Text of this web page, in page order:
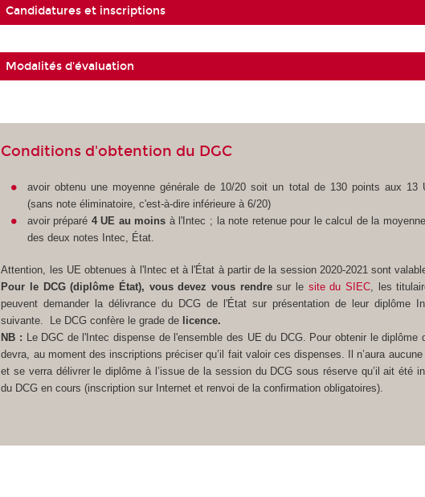
Candidatures et inscriptions
Modalités d'évaluation
Conditions d'obtention du DGC
avoir obtenu une moyenne générale de 10/20 soit un total de 130 points aux 13
(sans note éliminatoire, c'est-à-dire inférieure à 6/20)
avoir préparé 4 UE au moins à l'Intec ; la note retenue pour le calcul de la
des deux notes Intec, État.
Attention, les UE obtenues à l'Intec et à l'État à partir de la session 2020-2021 sont
Pour le DCG (diplôme État), vous devez vous rendresur le site du SIEC, les
peuvent demander la délivrance du DCG de l'État sur présentation de leur diplôme
suivante.
Le DCG confère le grade de licence.
NB : Le DGC de l'Intec dispense de l'ensemble des UE du DCG. Pour obtenir le diplôme
devra, au moment des inscriptions préciser qu’il fait valoir ces dispenses. Il n’aura
et se verra délivrer le diplôme à l’issue de la session du DCG sous réserve qu’il ait été
du DCG en cours (inscription sur Internet et renvoi de la confirmation obligatoires).